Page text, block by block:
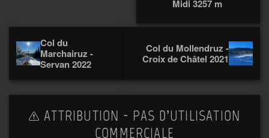
Midi 3257 m
Col du
Marchairuz -
Servan 2022
Col du Mollendruz -
Croix de Châtel 2021
ATTRIBUTION - PAS D’UTILISATION
COMMERCIALE